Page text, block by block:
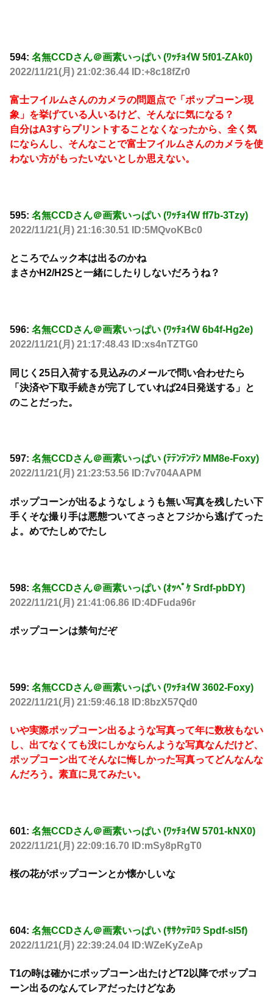
594: 名無CCDさん＠画素いっぱい (ﾜｯﾁｮｲW 5f01-ZAk0)
2022/11/21(月) 21:02:36.44 ID:+8c18fZr0
富士フイルムさんのカメラの問題点で「ポップコーン現
象」を挙げている人いるけど、そんなに気になる？
自分はA3すらプリントすることなくなったから、全く気
にならんし、そんなことで富士フイルムさんのカメラを使
わない方がもったいないとしか思えない。
595: 名無CCDさん＠画素いっぱい (ﾜｯﾁｮｲW ff7b-3Tzy)
2022/11/21(月) 21:16:30.51 ID:5MQvoKBc0
ところでムック本は出るのかね
まさかH2/H2Sと一緒にしたりしないだろうね？
596: 名無CCDさん＠画素いっぱい (ﾜｯﾁｮｲW 6b4f-Hg2e)
2022/11/21(月) 21:17:48.43 ID:xs4nTZTG0
同じく25日入荷する見込みのメールで問い合わせたら
「決済や下取手続きが完了していれば24日発送する」と
のことだった。
597: 名無CCDさん＠画素いっぱい (ﾃﾃﾝﾃﾝﾃﾝ MM8e-Foxy)
2022/11/21(月) 21:23:53.56 ID:7v704AAPM
ポップコーンが出るようなしょうも無い写真を残したい下
手くそな撮り手は悪態ついてさっさとフジから逃げてった
よ。めでたしめでたし
598: 名無CCDさん＠画素いっぱい (ｵｯﾍﾟｹ Srdf-pbDY)
2022/11/21(月) 21:41:06.86 ID:4DFuda96r
ポップコーンは禁句だぞ
599: 名無CCDさん＠画素いっぱい (ﾜｯﾁｮｲW 3602-Foxy)
2022/11/21(月) 21:59:46.18 ID:8bzX57Qd0
いや実際ポップコーン出るような写真って年に数枚もない
し、出てなくても没にしかならんような写真なんだけど、
ポップコーン出てそんなに悔しかった写真ってどんなんな
んだろう。素直に見てみたい。
601: 名無CCDさん＠画素いっぱい (ﾜｯﾁｮｲW 5701-kNX0)
2022/11/21(月) 22:09:16.70 ID:mSy8pRgT0
桜の花がポップコーンとか懐かしいな
604: 名無CCDさん＠画素いっぱい (ｻｻｸｯﾃﾛﾗ Spdf-sI5f)
2022/11/21(月) 22:39:24.04 ID:WZeKyZeAp
T1の時は確かにポップコーン出たけどT2以降でポップコ
ーン出るのなんてレアだったけどなあ